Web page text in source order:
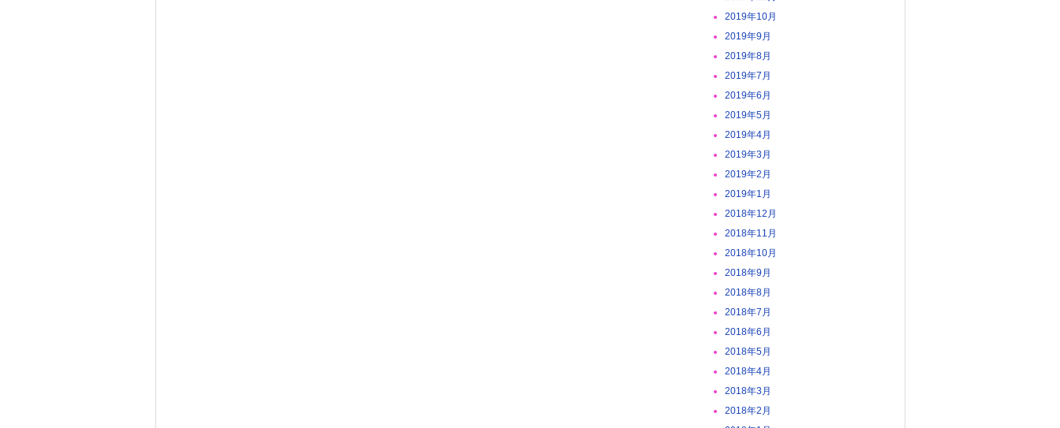
2019年10月
2019年9月
2019年8月
2019年7月
2019年6月
2019年5月
2019年4月
2019年3月
2019年2月
2019年1月
2018年12月
2018年11月
2018年10月
2018年9月
2018年8月
2018年7月
2018年6月
2018年5月
2018年4月
2018年3月
2018年2月